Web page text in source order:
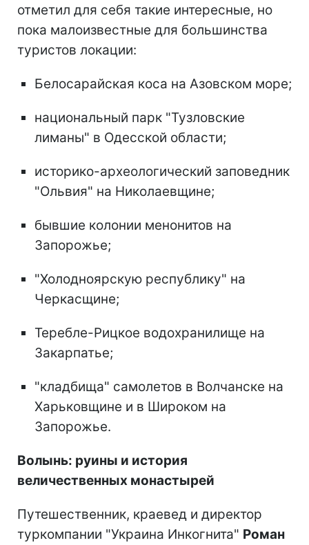
отметил для себя такие интересные, но
пока малоизвестные для большинства
туристов локации:
Белосарайская коса на Азовском море;
национальный парк "Тузловские
лиманы" в Одесской области;
историко-археологический заповедник
"Ольвия" на Николаевщине;
бывшие колонии менонитов на
Запорожье;
"Холодноярскую республику" на
Черкасщине;
Теребле-Рицкое водохранилище на
Закарпатье;
"кладбища" самолетов в Волчанске на
Харьковщине и в Широком на
Запорожье.
Волынь: руины и история
величественных монастырей
Путешественник, краевед и директор
туркомпании "Украина Инкогнита" Роман